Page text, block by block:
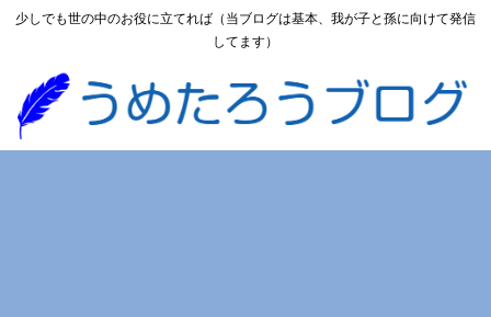
少しでも世の中のお役に立てれば（当ブログは基本、我が子と孫に向けて発信
してます）